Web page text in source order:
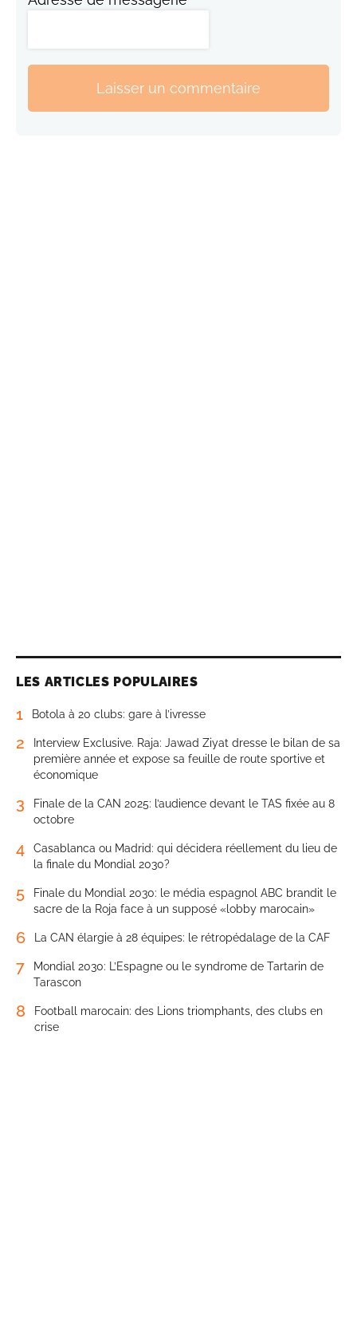
Laisser un commentaire
LES ARTICLES POPULAIRES
1 Botola à 20 clubs: gare à l’ivresse
2
Interview Exclusive. Raja: Jawad Ziyat dresse le bilan de sa
première année et expose sa feuille de route sportive et
économique
3
Finale de la CAN 2025: l’audience devant le TAS fixée au 8
octobre
4
Casablanca ou Madrid: qui décidera réellement du lieu de
la finale du Mondial 2030?
5
Finale du Mondial 2030: le média espagnol ABC brandit le
sacre de la Roja face à un supposé «lobby marocain»
6 La CAN élargie à 28 équipes: le rétropédalage de la CAF
7
Mondial 2030: L’Espagne ou le syndrome de Tartarin de
Tarascon
8
Football marocain: des Lions triomphants, des clubs en
crise